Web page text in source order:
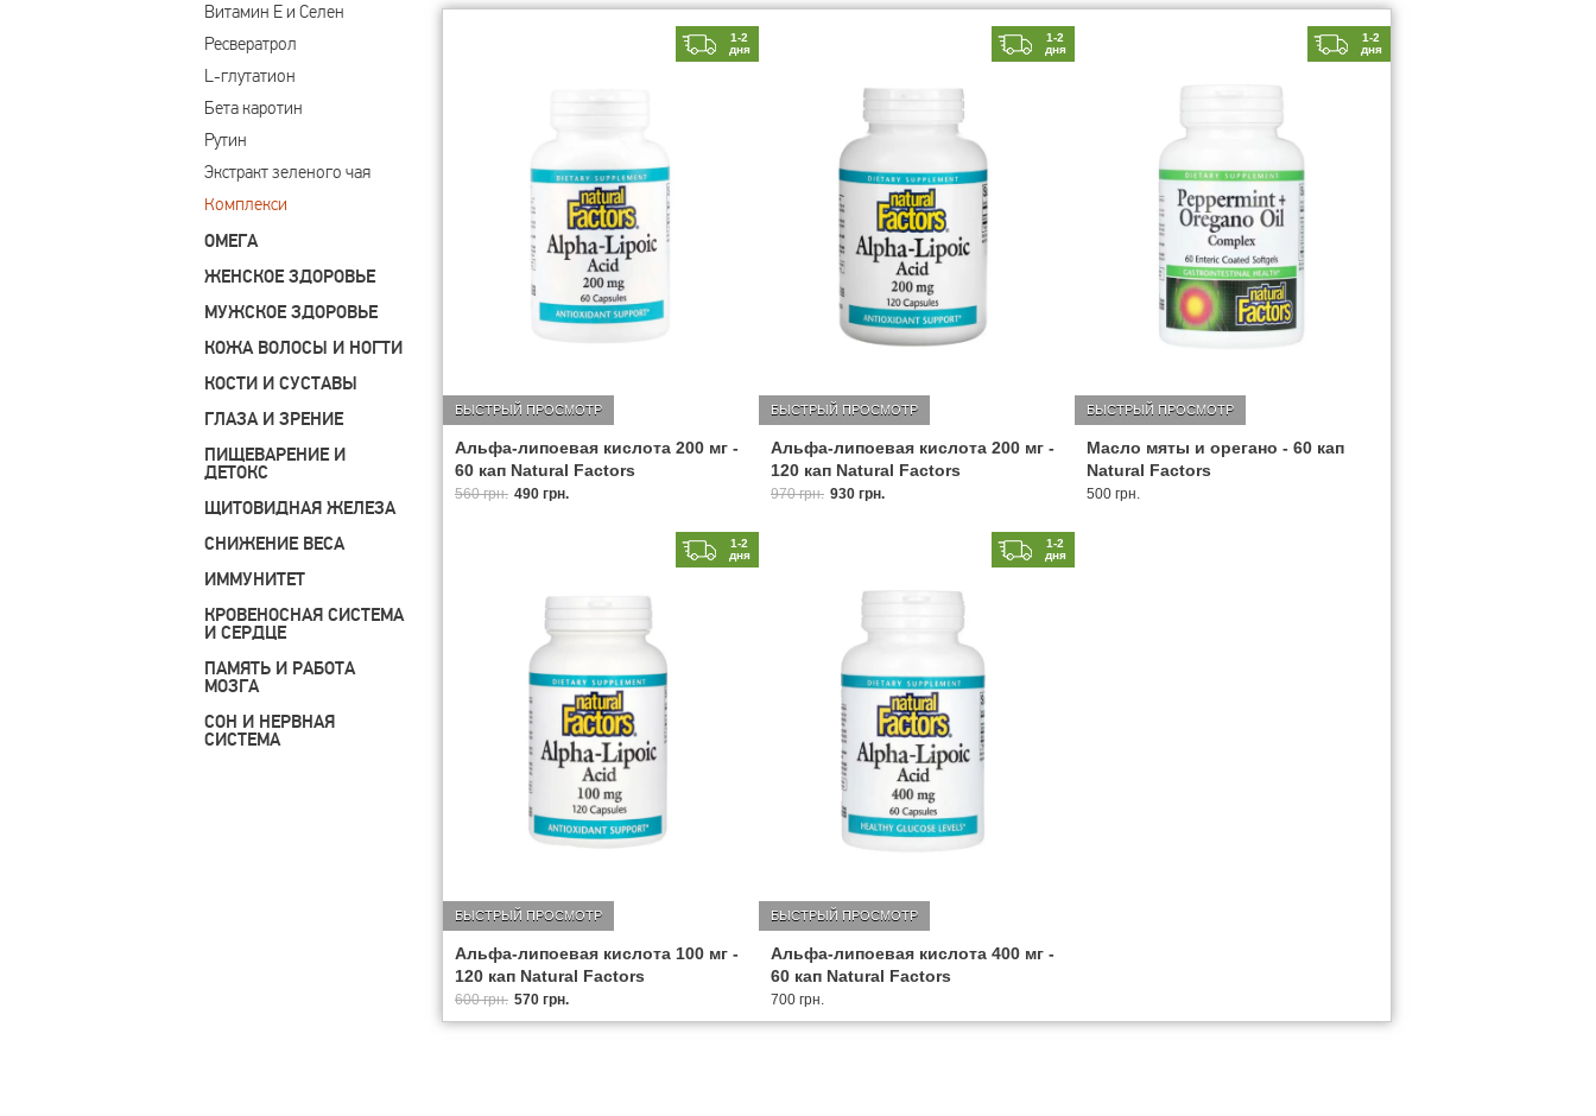
Витамин Е и Селен
Ресвератрол
L-глутатион
Бета каротин
Рутин
Экстракт зеленого чая
Комплекси
ОМЕГА
ЖЕНСКОЕ ЗДОРОВЬЕ
МУЖСКОЕ ЗДОРОВЬЕ
КОЖА ВОЛОСЫ И НОГТИ
КОСТИ И СУСТАВЫ
ГЛАЗА И ЗРЕНИЕ
ПИЩЕВАРЕНИЕ И
ДЕТОКС
ЩИТОВИДНАЯ ЖЕЛЕЗА
СНИЖЕНИЕ ВЕСА
ИММУНИТЕТ
КРОВЕНОСНАЯ СИСТЕМА
И СЕРДЦЕ
ПАМЯТЬ И РАБОТА
МОЗГА
СОН И НЕРВНАЯ
СИСТЕМА
1-2
дня
Альфа-липоевая кислота 200 мг -
60 кап Natural Factors
БЫСТРЫЙ ПРОСМОТР
560 грн. 490 грн.
1-2
дня
Альфа-липоевая кислота 200 мг -
120 кап Natural Factors
БЫСТРЫЙ ПРОСМОТР
970 грн. 930 грн.
1-2
дня
Масло мяты и орегано - 60 кап
Natural Factors
БЫСТРЫЙ ПРОСМОТР
500 грн.
1-2
дня
Альфа-липоевая кислота 100 мг -
120 кап Natural Factors
БЫСТРЫЙ ПРОСМОТР
600 грн. 570 грн.
1-2
дня
Альфа-липоевая кислота 400 мг -
60 кап Natural Factors
БЫСТРЫЙ ПРОСМОТР
700 грн.